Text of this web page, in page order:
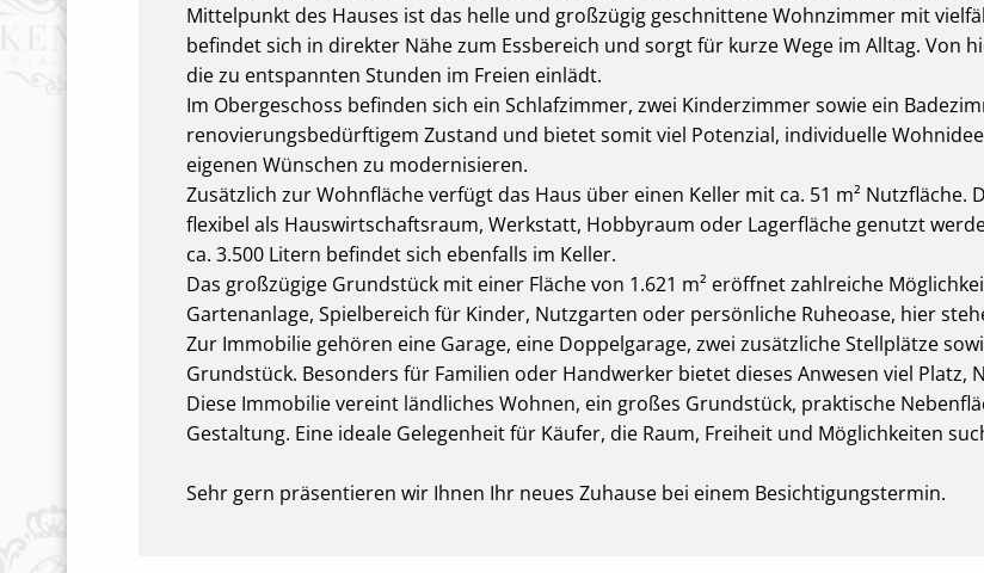
Mittelpunkt des Hauses ist das helle und großzügig geschnittene Wohnzimmer mit
befindet sich in direkter Nähe zum Essbereich und sorgt für kurze Wege im Alltag. Von
die zu entspannten Stunden im Freien einlädt.
Im Obergeschoss befinden sich ein Schlafzimmer, zwei Kinderzimmer sowie ein
renovierungsbedürftigem Zustand und bietet somit viel Potenzial, individuelle
eigenen Wünschen zu modernisieren.
Zusätzlich zur Wohnfläche verfügt das Haus über einen Keller mit ca. 51 m²
flexibel als Hauswirtschaftsraum, Werkstatt, Hobbyraum oder Lagerfläche genutzt
ca. 3.500 Litern befindet sich ebenfalls im Keller.
Das großzügige Grundstück mit einer Fläche von 1.621 m² eröffnet zahlreiche
Gartenanlage, Spielbereich für Kinder, Nutzgarten oder persönliche Ruheoase, hier
Zur Immobilie gehören eine Garage, eine Doppelgarage, zwei zusätzliche Stellplätze
Grundstück. Besonders für Familien oder Handwerker bietet dieses Anwesen viel Platz,
Diese Immobilie vereint ländliches Wohnen, ein großes Grundstück, praktische
Gestaltung. Eine ideale Gelegenheit für Käufer, die Raum, Freiheit und Möglichkeiten
Sehr gern präsentieren wir Ihnen Ihr neues Zuhause bei einem Besichtigungstermin.